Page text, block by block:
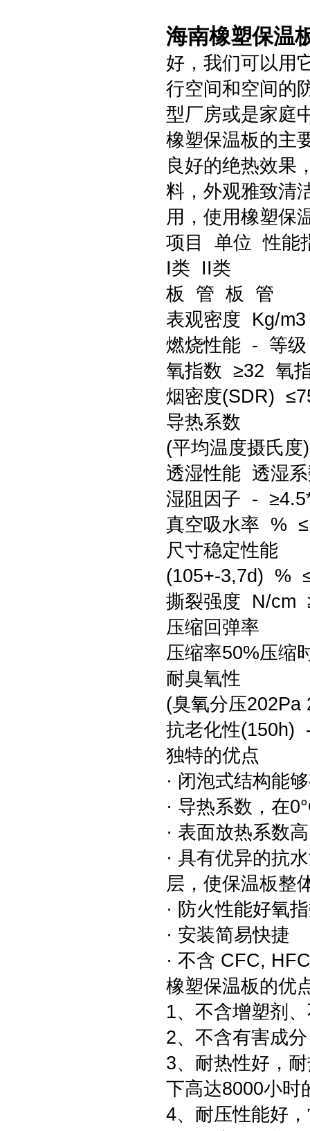
海南橡塑保温
好，我们可以用
行空间和空间的
型厂房或是家庭
橡塑保温板的主
良好的绝热效果
料，外观雅致清
用，使用橡塑保
项目 单位 性能
I类 II类
板 管 板 管
表观密度 Kg/
燃烧性能 - 等
氧指数 ≥32 氧
烟密度(SDR)
导热系数
(平均温度摄氏
透湿性能 透湿
湿阻因子 -
真空吸水率 %
尺寸稳定性能
(105+-3,7d) %
撕裂强度 N/cm
压缩回弹率
压缩率50%压
耐臭氧性
(臭氧分压
抗老化性(150h)
独特的优点
· 闭泡式结构能
· 导热系数，在
· 表面放热系数
· 具有优异的抗
层，使保温板整
· 防火性能好氧
· 安装简易快捷
· 不含 CFC,
橡塑保温板的优
1、不含增塑剂
2、不含有害成
3、耐热性好，
下高达8000小时
4、耐压性能好